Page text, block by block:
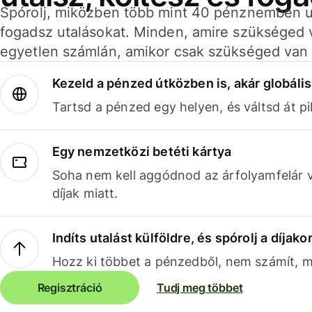
Spórolj, miközben több mint 40 pénznemben
fogadsz utalásokat. Minden, amire szükséged
egyetlen számlán, amikor csak szükséged van
Kezeld a pénzed útközben is, akár
Tartsd a pénzed egy helyen, és váltsd át
Egy nemzetközi betéti kártya
Soha nem kell aggódnod az árfolyamfelár
díjak miatt.
Indíts utalást külföldre, és spórolj a
Hozz ki többet a pénzedből, nem számít,
Regisztráció Tudj meg többet